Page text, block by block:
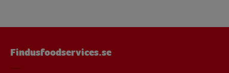
Findusfoodservices.se